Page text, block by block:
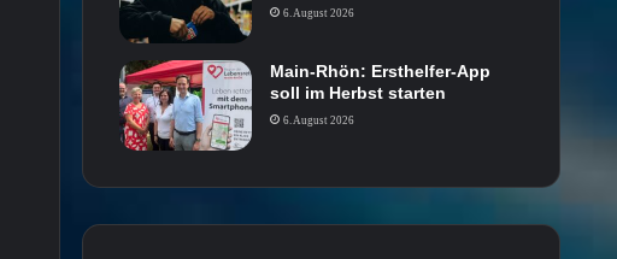
6. August 2026
Main-Rhön: Ersthelfer-App
soll im Herbst starten
6. August 2026